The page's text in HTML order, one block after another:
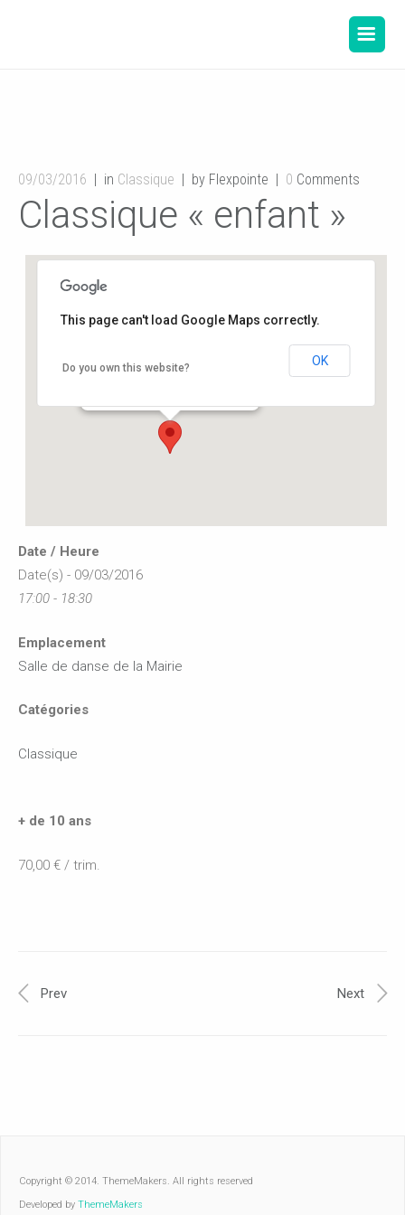
09/03/2016 in Classique by Flexpointe 0 Comments
Classique « enfant »
Salle de danse de la Mairie
12, rue de l'hôtel de ville - Buxerolles
This page can't load Google Maps correctly.
Do you own this website?
OK
Date / Heure
Date(s) - 09/03/2016
17:00 - 18:30
Emplacement
Salle de danse de la Mairie
Catégories
Classique
+ de 10 ans
70,00 € / trim.
Prev Next
Copyright © 2014. ThemeMakers. All rights reserved
Developed by ThemeMakers